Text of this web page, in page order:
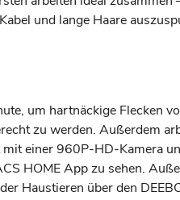
und lange Haare
um hartnäckige Flecken
zu werden. Außerdem
einer 960P-HD-Kamera
HOME App zu sehen.
Haustieren über den